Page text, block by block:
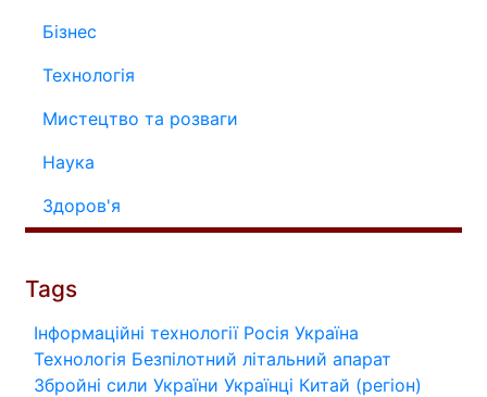
Бізнес
Технологія
Мистецтво та розваги
Наука
Здоров'я
Tags
Інформаційні технології Росія Україна
Технологія Безпілотний літальний апарат
Збройні сили України Українці Китай (регіон)